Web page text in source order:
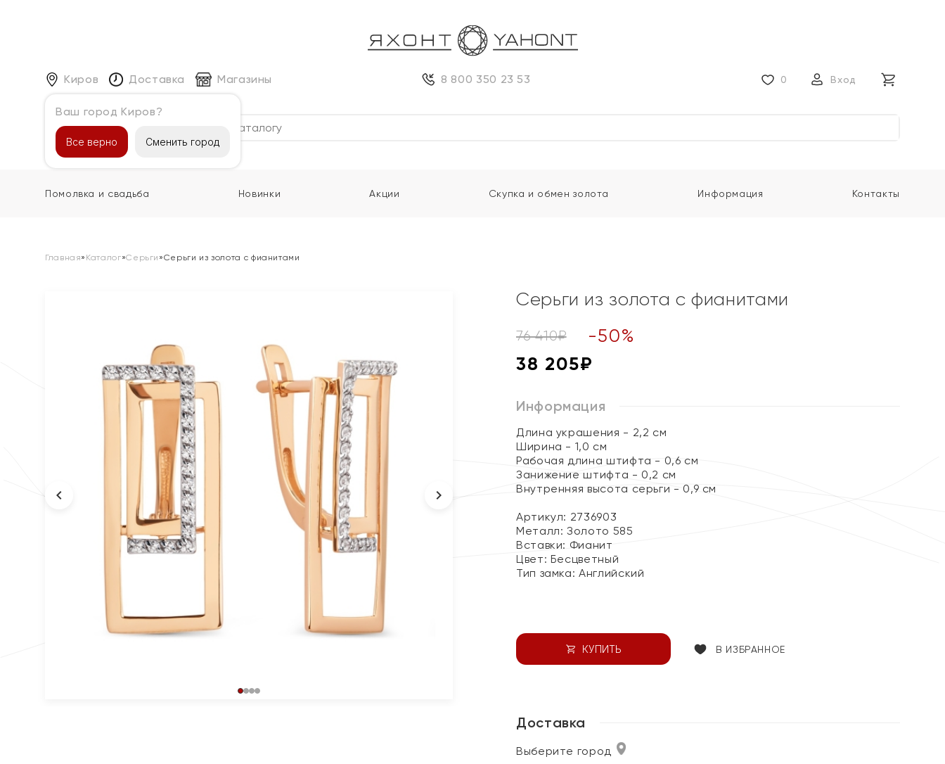
Киров
Ваш город Киров?
Все верно Сменить город
Доставка Магазины 8 800 350 23 53 0 Вход
Каталог
Помолвка и свадьба Новинки Акции Скупка и обмен золота Информация Контакты
Главная» Каталог»Серьги »Серьги из золота с фианитами
Серьги из золота с фианитами
76 410₽ -50%
38 205₽
Информация
Длина украшения - 2,2 см
Ширина - 1,0 см
Рабочая длина штифта - 0,6 см
Занижение штифта - 0,2 см
Внутренняя высота серьги - 0,9 см
Артикул: 2736903
Металл:Золото 585
Вставки: Фианит
Цвет: Бесцветный
Тип замка:Английский
КУПИТЬ В ИЗБРАННОЕ
Доставка
Выберите город